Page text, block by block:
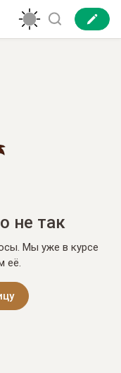
не так
Мы уже в курсе
её.